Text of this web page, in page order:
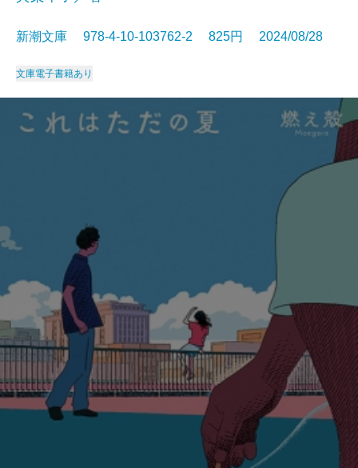
新潮文庫 978-4-10-103762-2 825円 2024/08/28
文庫電子書籍あり